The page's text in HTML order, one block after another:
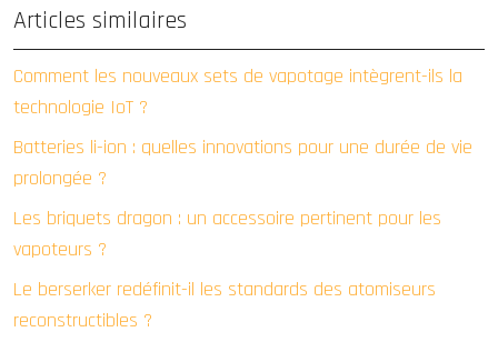
Articles similaires
Comment les nouveaux sets de vapotage intègrent-ils la
technologie IoT ?
Batteries li-ion : quelles innovations pour une durée de vie
prolongée ?
Les briquets dragon : un accessoire pertinent pour les
vapoteurs ?
Le berserker redéfinit-il les standards des atomiseurs
reconstructibles ?